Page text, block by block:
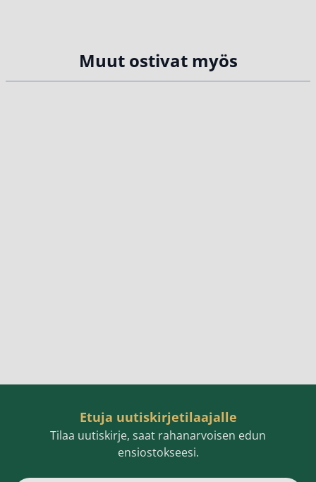
Muut ostivat myös
Etuja uutiskirjetilaajalle
Tilaa uutiskirje, saat rahanarvoisen edun
ensiostokseesi.